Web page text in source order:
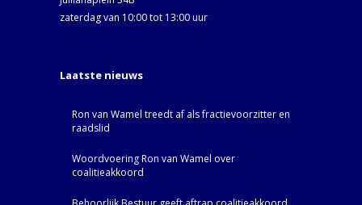
zaterdag van 10:00 tot 13:00 uur
Laatste nieuws
Ron van Wamel treedt af als fractievoorzitter en
raadslid
Woordvoering Ron van Wamel over
coalitieakkoord